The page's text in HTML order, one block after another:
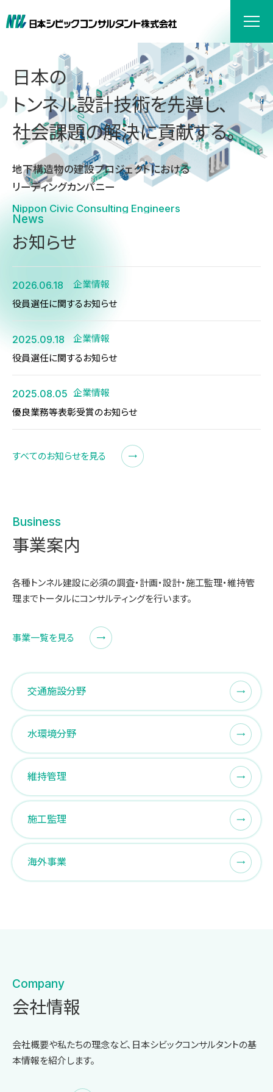
日本の
トンネル設計技術を先導し、
社会課題の解決に貢献する。
地下構造物の建設プロジェクトにおける
リーディングカンパニー
Nippon Civic Consulting Engineers
News
お知らせ
2026.06.18
企業情報
役員選任に関するお知らせ
2025.09.18
企業情報
役員選任に関するお知らせ
2025.08.05 企業情報
優良業務等表彰受賞のお知らせ
すべてのお知らせを見る
Business
事業案内
各種トンネル建設に必須の調査・計画・設計・施工監理・維持管
理までトータルにコンサルティングを行います。
事業一覧を見る
交通施設分野
水環境分野
維持管理
施工監理
海外事業
Company
会社情報
会社概要や私たちの理念など、日本シビックコンサルタントの基
本情報を紹介します。